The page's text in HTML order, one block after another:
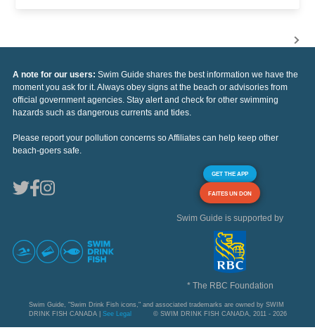
A note for our users: Swim Guide shares the best information we have the
moment you ask for it. Always obey signs at the beach or advisories from
official government agencies. Stay alert and check for other swimming
hazards such as dangerous currents and tides.
Please report your pollution concerns so Affiliates can help keep other
beach-goers safe.
GET THE APP
FAITES UN DON
Swim Guide is supported by
* The RBC Foundation
Swim Guide, "Swim Drink Fish icons," and associated trademarks are owned by SWIM
DRINK FISH CANADA | See Legal © SWIM DRINK FISH CANADA, 2011 - 2026